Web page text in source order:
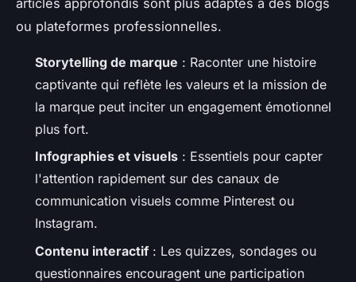
ou plateformes professionnelles.
Storytelling de marque : Raconter une histoire
captivante qui reflète les valeurs et la mission de
la marque peut inciter un engagement émotionnel
plus fort.
Infographies et visuels : Essentiels pour capter
l'attention rapidement sur des canaux de
communication visuels comme Pinterest ou
Instagram.
Contenu interactif : Les quizzes, sondages ou
questionnaires encouragent une participation